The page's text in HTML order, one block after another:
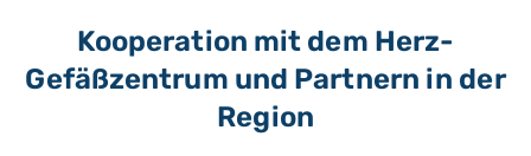
Kooperation mit dem Herz-
Gefäßzentrum und Partnern in der
Region